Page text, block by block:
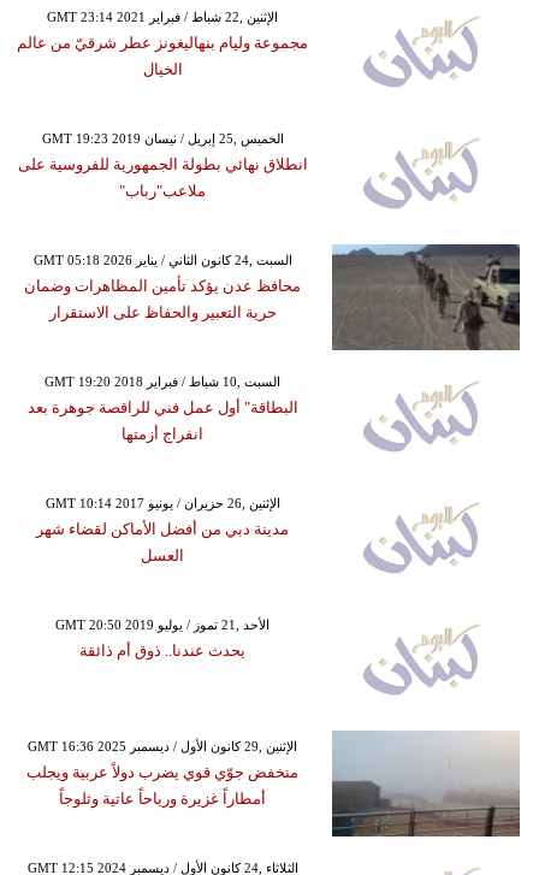
GMT 23:14 2021 الإثنين ,22 شباط / فبراير
مجموعة وليام بنهاليغونز عطر شرقيّ من عالم
الخيال
GMT 19:23 2019 الخميس ,25 إبريل / نيسان
انطلاق نهائي بطولة الجمهورية للفروسية على
ملاعب"رباب"
GMT 05:18 2026 السبت ,24 كانون الثاني / يناير
محافظ عدن يؤكد تأمين المظاهرات وضمان
حرية التعبير والحفاظ على الاستقرار
GMT 19:20 2018 السبت ,10 شباط / فبراير
البطاقة" أول عمل فني للراقصة جوهرة بعد
انفراج أزمتها
GMT 10:14 2017 الإثنين ,26 حزيران / يونيو
مدينة دبي من أفضل الأماكن لقضاء شهر
العسل
GMT 20:50 2019 الأحد ,21 تموز / يوليو
يحدث عندنا.. ذوق أم ذائقة
GMT 16:36 2025 الإثنين ,29 كانون الأول / ديسمبر
منخفض جوّي قوي يضرب دولاً عربية ويجلب
أمطاراً غزيرة ورياحاً عاتية وثلوجاً
GMT 12:15 2024 الثلاثاء ,24 كانون الأول / ديسمبر